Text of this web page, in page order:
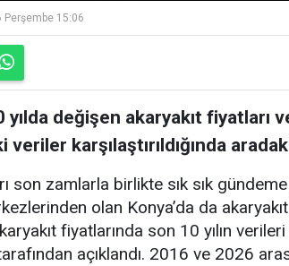
Perşembe 15:06
yılda değişen akaryakıt fiyatları
veriler karşılaştırıldığında
son zamlarla birlikte sık sık
olan Konya’da da
fiyatlarında son 10 yılın
açıklandı. 2016 ve 2026